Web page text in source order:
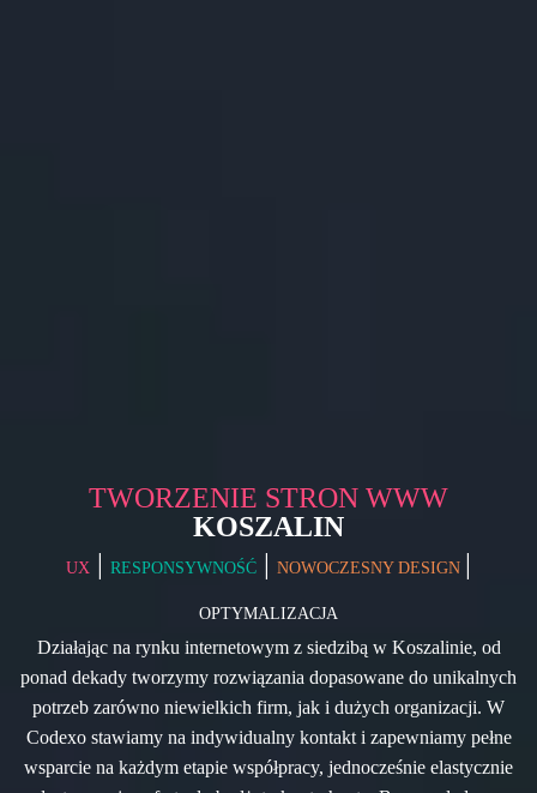
TWORZENIE STRON WWW
KOSZALIN
UX | RESPONSYWNOŚĆ | NOWOCZESNY DESIGN |
OPTYMALIZACJA
Działając na rynku internetowym z siedzibą w Koszalinie, od
ponad dekady tworzymy rozwiązania dopasowane do unikalnych
potrzeb zarówno niewielkich firm, jak i dużych organizacji. W
Codexo stawiamy na indywidualny kontakt i zapewniamy pełne
wsparcie na każdym etapie współpracy, jednocześnie elastycznie